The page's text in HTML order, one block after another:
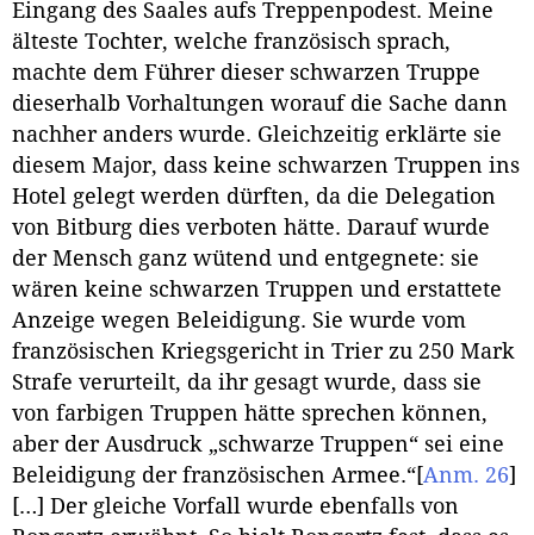
Eingang des Saales aufs Treppenpodest. Meine
älteste Tochter, welche französisch sprach,
machte dem Führer dieser schwarzen Truppe
dieserhalb Vorhaltungen worauf die Sache dann
nachher anders wurde. Gleichzeitig erklärte sie
diesem Major, dass keine schwarzen Truppen ins
Hotel gelegt werden dürften, da die Delegation
von Bitburg dies verboten hätte. Darauf wurde
der Mensch ganz wütend und entgegnete: sie
wären keine schwarzen Truppen und erstattete
Anzeige wegen Beleidigung. Sie wurde vom
französischen Kriegsgericht in Trier zu 250 Mark
Strafe verurteilt, da ihr gesagt wurde, dass sie
von farbigen Truppen hätte sprechen können,
aber der Ausdruck „schwarze Truppen“ sei eine
Beleidigung der französischen Armee.“[Anm. 26]
[…] Der gleiche Vorfall wurde ebenfalls von